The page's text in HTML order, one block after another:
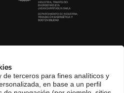
de terceros para fines analíticos y
en base a un perfil
CHANNEL